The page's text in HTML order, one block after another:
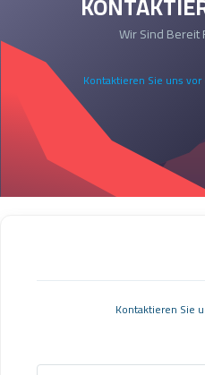
Wir Sind Bereit